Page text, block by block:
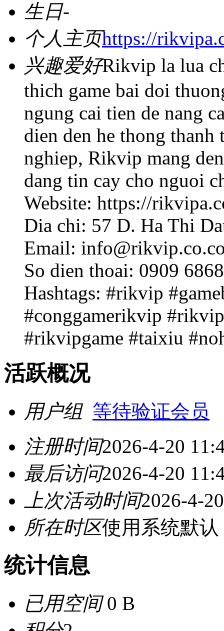
生日-
个人主页https://
兴趣爱好Rikvip la lua
thich game bai doi
ngung cai tien de nang
dien den he thong thanh
nghiep, Rikvip mang
dang tin cay cho nguoi
Website: https://
Dia chi: 57 D. Ha Thi
Email:
So dien thoai: 0909
Hashtags: #rikvip
#conggamerikvip
#rikvipgame #taixiu
活跃概况
用户组 等待验证会员
注册时间2026-4-20
最后访问2026-4-20
上次活动时间2026-4-
所在时区使用系统默认
统计信息
已用空间0 B